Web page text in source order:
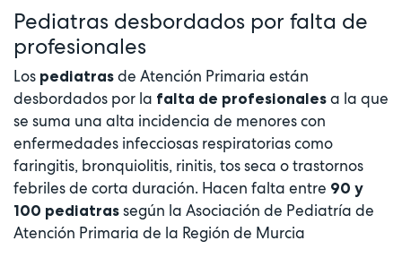
Pediatras desbordados por falta de
profesionales
Los pediatras de Atención Primaria están
desbordados por la falta de profesionales a la que
se suma una alta incidencia de menores con
enfermedades infecciosas respiratorias como
faringitis, bronquiolitis, rinitis, tos seca o trastornos
febriles de corta duración. Hacen falta entre 90 y
100 pediatras según la Asociación de Pediatría de
Atención Primaria de la Región de Murcia